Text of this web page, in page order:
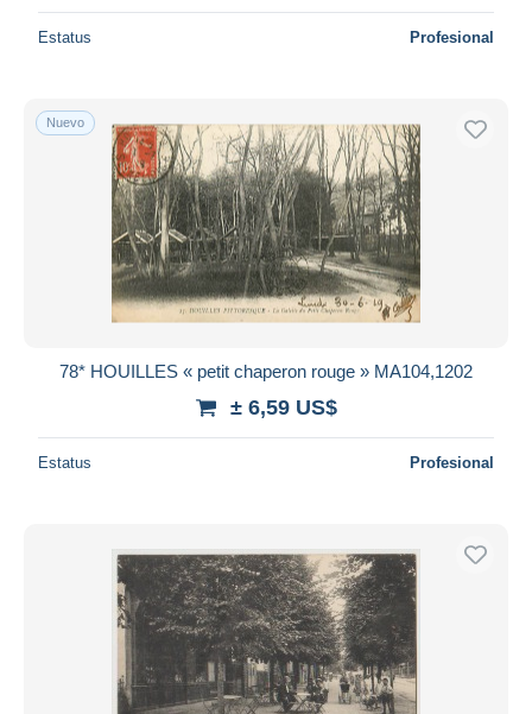
Estatus Profesional
Nuevo
78* HOUILLES « petit chaperon rouge » MA104,1202
± 6,59 US$
Estatus Profesional